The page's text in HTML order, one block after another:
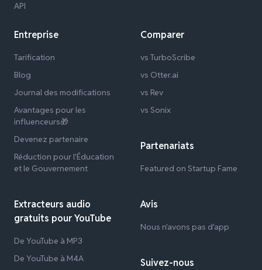
API
Entreprise
Tarification
Blog
Journal des modifications
Avantages pour les
influenceurs🎁
Devenez partenaire
Réduction pour l'Éducation
et le Gouvernement
Extracteurs audio
gratuits pour YouTube
De YouTube à MP3
De YouTube à M4A
Comparer
vs TurboScribe
vs Otter.ai
vs Rev
vs Sonix
Partenariats
Featured on Startup Fame
Avis
Nous n'avons pas d'app
Suivez-nous